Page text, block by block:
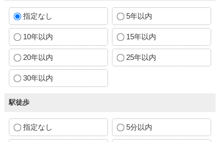
指定なし 5年以内
10年以内 15年以内
20年以内 25年以内
30年以内
駅徒歩
指定なし 5分以内